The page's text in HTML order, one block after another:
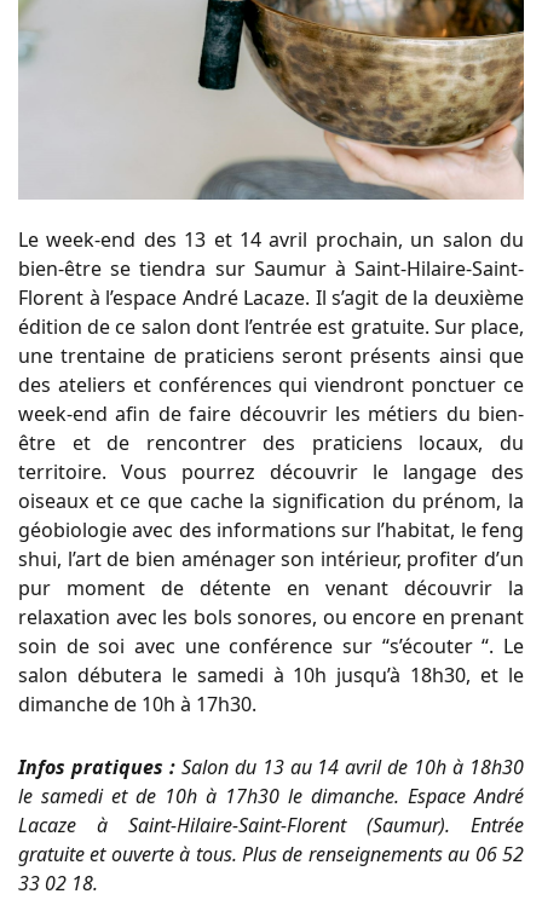
Le week-end des 13 et 14 avril prochain, un salon du
bien-être se tiendra sur Saumur à Saint-Hilaire-Saint-
Florent à l’espace André Lacaze. Il s’agit de la deuxième
édition de ce salon dont l’entrée est gratuite. Sur place,
une trentaine de praticiens seront présents ainsi que
des ateliers et conférences qui viendront ponctuer ce
week-end afin de faire découvrir les métiers du bien-
être et de rencontrer des praticiens locaux, du
territoire. Vous pourrez découvrir le langage des
oiseaux et ce que cache la signification du prénom, la
géobiologie avec des informations sur l’habitat, le feng
shui, l’art de bien aménager son intérieur, profiter d’un
pur moment de détente en venant découvrir la
relaxation avec les bols sonores, ou encore en prenant
soin de soi avec une conférence sur “s’écouter “. Le
salon débutera le samedi à 10h jusqu’à 18h30, et le
dimanche de 10h à 17h30.
Infos pratiques :Salon du 13 au 14 avril de 10h à 18h30
le samedi et de 10h à 17h30 le dimanche. Espace André
Lacaze à Saint-Hilaire-Saint-Florent (Saumur). Entrée
gratuite et ouverte à tous. Plus de renseignements au 06 52
33 02 18.